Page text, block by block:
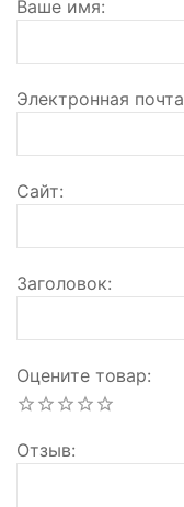
Ваше имя
Электронная почта
Сайт
Заголовок
Оцените товар
Отзыв